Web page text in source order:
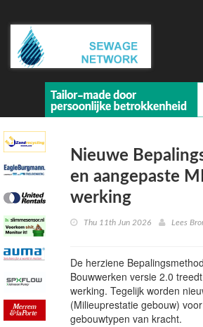
Nieuwe
en aangepaste
werking
Thu 11th Jun 2026 Lees
De herziene
Bouwwerken versie 2.0
werking. Tegelijk worden
(Milieuprestatie gebouw)
gebouwtypen van kracht.